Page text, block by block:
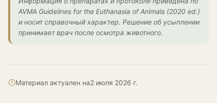
AVMA Guidelines for the Euthanasia of Animals (2020 ed.)
и носит справочный характер. Решение об усыплении
принимает врач после осмотра животного.
Материал актуален на2 июля 2026 г.